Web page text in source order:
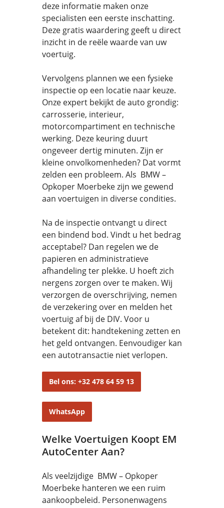
deze informatie maken onze
specialisten een eerste inschatting.
Deze gratis waardering geeft u direct
inzicht in de reële waarde van uw
voertuig.
Vervolgens plannen we een fysieke
inspectie op een locatie naar keuze.
Onze expert bekijkt de auto grondig:
carrosserie, interieur,
motorcompartiment en technische
werking. Deze keuring duurt
ongeveer dertig minuten. Zijn er
kleine onvolkomenheden? Dat vormt
zelden een probleem. Als BMW –
Opkoper Moerbeke zijn we gewend
aan voertuigen in diverse condities.
Na de inspectie ontvangt u direct
een bindend bod. Vindt u het bedrag
acceptabel? Dan regelen we de
papieren en administratieve
afhandeling ter plekke. U hoeft zich
nergens zorgen over te maken. Wij
verzorgen de overschrijving, nemen
de verzekering over en melden het
voertuig af bij de DIV. Voor u
betekent dit: handtekening zetten en
het geld ontvangen. Eenvoudiger kan
een autotransactie niet verlopen.
Bel ons: +32 478 64 59 13
WhatsApp
Welke Voertuigen Koopt EM
AutoCenter Aan?
Als veelzijdige BMW – Opkoper
Moerbeke hanteren we een ruim
aankoopbeleid. Personenwagens